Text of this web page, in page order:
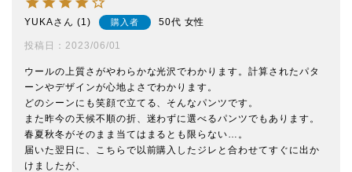
YUKA 1 購入者 50代 女性
投稿日 2023/06/01
ウールの上質さがやわらかな光沢でわかります。計算されたパタ
ーンやデザインが心地よさでわかります。
どのシーンにも笑顔で立てる、そんなパンツです。
また昨今の天候不順の折、迷わずに選べるパンツでもあります。
春夏秋冬がそのまま当てはまるとも限らない…。
届いた翌日に、こちらで以前購入したジレと合わせてすぐに出か
けましたが、